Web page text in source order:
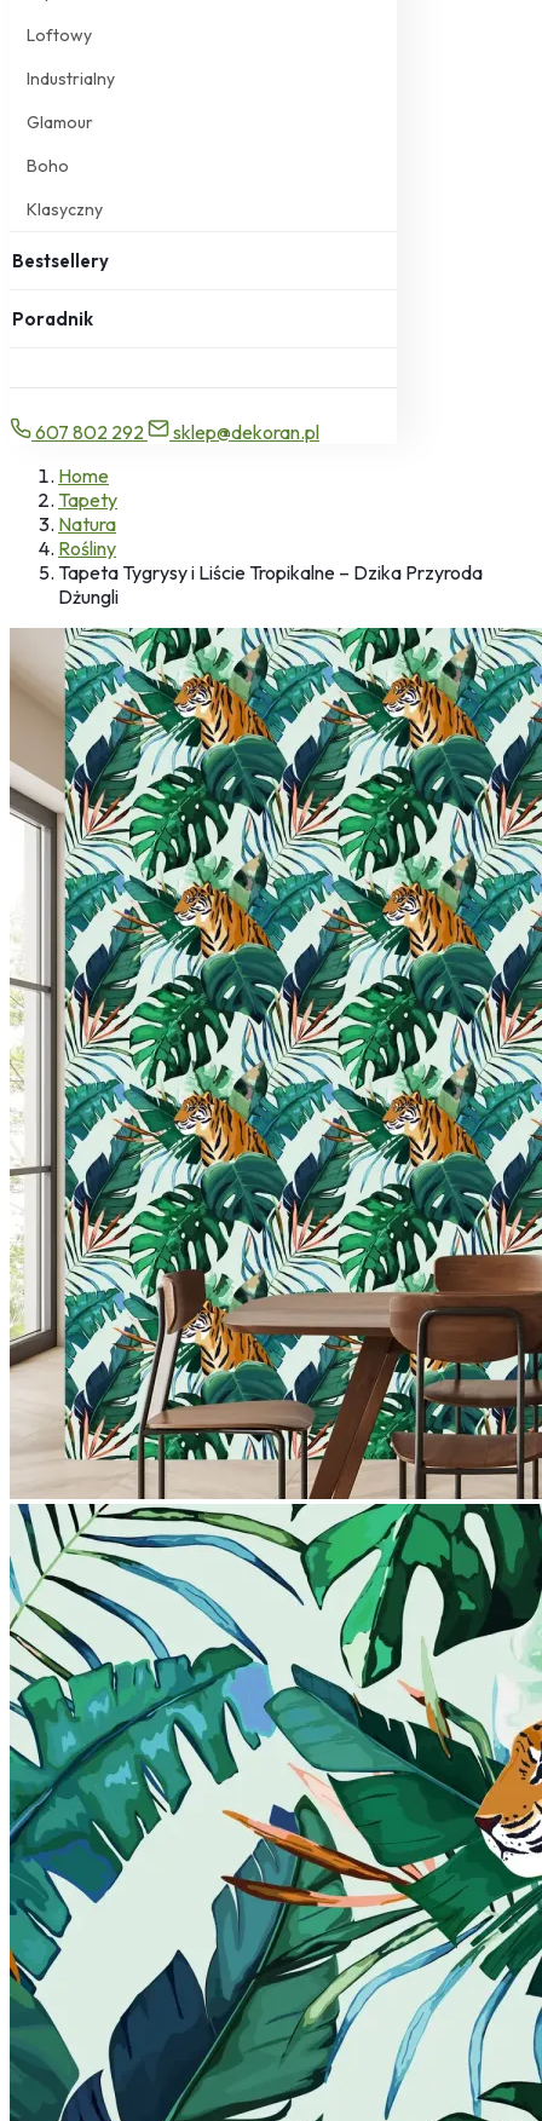
Loftowy
Industrialny
Glamour
Boho
Klasyczny
Bestsellery
Poradnik
607 802 292
sklep@dekoran.pl
Home
Tapety
Natura
Rośliny
Tapeta Tygrysy i Liście Tropikalne – Dzika Przyroda
Dżungli